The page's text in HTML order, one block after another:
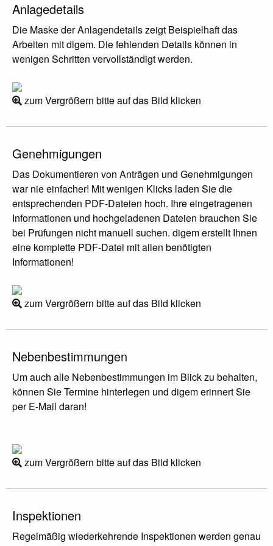
Anlagedetails
Die Maske der Anlagendetails zeigt Beispielhaft das
Arbeiten mit digem. Die fehlenden Details können in
wenigen Schritten vervollständigt werden.
zum Vergrößern bitte auf das Bild klicken
Genehmigungen
Das Dokumentieren von Anträgen und Genehmigungen
war nie einfacher! Mit wenigen Klicks laden Sie die
entsprechenden PDF-Dateien hoch. Ihre eingetragenen
Informationen und hochgeladenen Dateien brauchen Sie
bei Prüfungen nicht manuell suchen. digem erstellt Ihnen
eine komplette PDF-Datei mit allen benötigten
Informationen!
zum Vergrößern bitte auf das Bild klicken
Nebenbestimmungen
Um auch alle Nebenbestimmungen im Blick zu behalten,
können Sie Termine hinterlegen und digem erinnert Sie
per E-Mail daran!
zum Vergrößern bitte auf das Bild klicken
Inspektionen
Regelmäßig wiederkehrende Inspektionen werden genau